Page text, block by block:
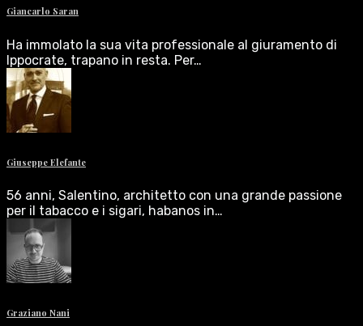
Giancarlo Saran
Ha immolato la sua vita professionale al giuramento di
Ippocrate, trapano in resta. Per…
Giuseppe Elefante
56 anni, Salentino, architetto con una grande passione
per il tabacco e i sigari, habanos in…
Graziano Nani